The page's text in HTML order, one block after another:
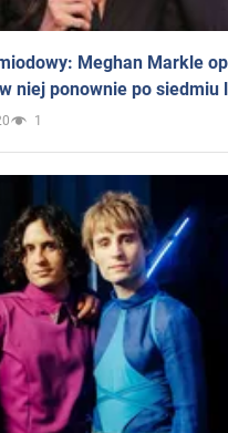
Meghan Markle
niej ponownie po siedmiu
1